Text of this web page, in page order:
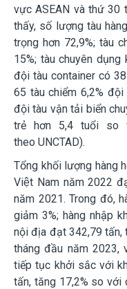
vực ASEAN và thứ 30
thấy, số lượng tàu
trọng hơn 72,9%; tàu
15%; tàu chuyên
đội tàu container có
65 tàu chiểm 6,2%
đội tàu vận tải biển
trẻ hơn 5,4 tuổi so
theo UNCTAD).
Tổng khối lượng hàng
Việt Nam năm 2022
năm 2021. Trong đó,
giảm 3%; hàng nhập
nội địa đạt 342,79 tấn,
tháng đầu năm 2023,
tiếp tục khởi sắc với
tấn, tăng 17,2% so với